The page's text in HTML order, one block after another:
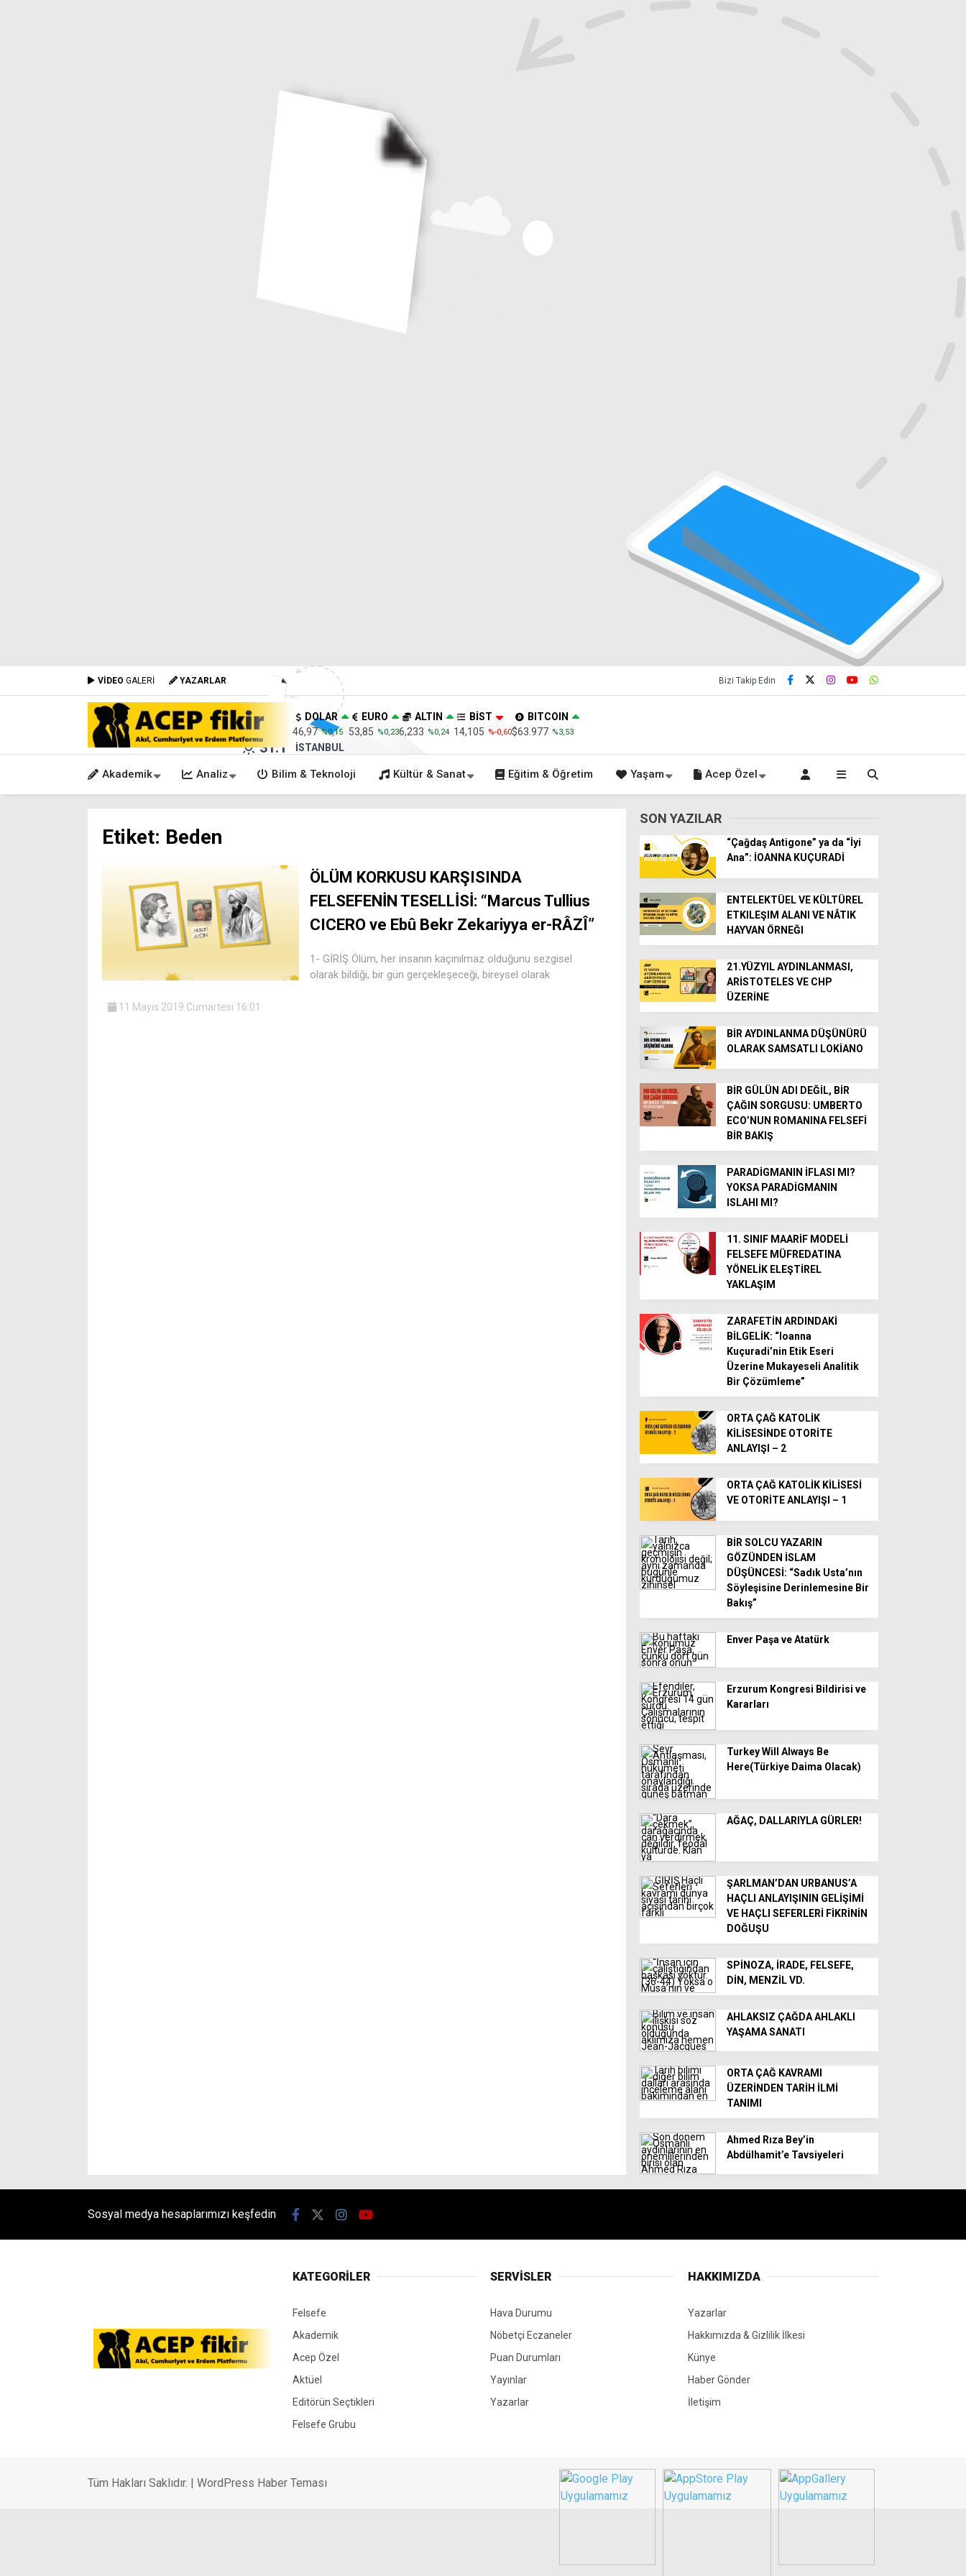
VİDEO GALERİ YAZARLAR
31.1° İSTANBUL
Bizi Takip Edin
DOLAR
46,97 %0,15
EURO
53,85 %0,23
ALTIN
6,233 %0,24
BİST
14,105 %-0,60
BITCOIN
$63.977 %3,53
Akademik Analiz Bilim & Teknoloji Kültür & Sanat Eğitim & Öğretim Yaşam Acep Özel
Etiket: Beden
ÖLÜM KORKUSU KARŞISINDA
FELSEFENİN TESELLİSİ: “Marcus Tullius
CICERO ve Ebû Bekr Zekariyya er-RÂZÎ”
1- GİRİŞ Ölüm, her insanın kaçınılmaz olduğunu sezgisel
olarak bildiği, bir gün gerçekleşeceği, bireysel olarak
11 Mayıs 2019 Cumartesi 16:01
SON YAZILAR
“Çağdaş Antigone” ya da “İyi
Ana”: İOANNA KUÇURADİ
ENTELEKTÜEL VE KÜLTÜREL
ETKILEŞIM ALANI VE NÂTIK
HAYVAN ÖRNEĞI
21.YÜZYIL AYDINLANMASI,
ARİSTOTELES VE CHP
ÜZERİNE
BİR AYDINLANMA DÜŞÜNÜRÜ
OLARAK SAMSATLI LOKİANO
BİR GÜLÜN ADI DEĞİL, BİR
ÇAĞIN SORGUSU: UMBERTO
ECO’NUN ROMANINA FELSEFİ
BİR BAKIŞ
PARADİGMANIN İFLASI MI?
YOKSA PARADİGMANIN
ISLAHI MI?
11. SINIF MAARİF MODELİ
FELSEFE MÜFREDATINA
YÖNELİK ELEŞTİREL
YAKLAŞIM
ZARAFETİN ARDINDAKİ
BİLGELİK: “Ioanna
Kuçuradi’nin Etik Eseri
Üzerine Mukayeseli Analitik
Bir Çözümleme”
ORTA ÇAĞ KATOLİK
KİLİSESİNDE OTORİTE
ANLAYIŞI – 2
ORTA ÇAĞ KATOLİK KİLİSESİ
VE OTORİTE ANLAYIŞI – 1
BİR SOLCU YAZARIN
GÖZÜNDEN İSLAM
DÜŞÜNCESİ: “Sadık Usta’nın
Söyleşisine Derinlemesine Bir
Bakış”
Enver Paşa ve Atatürk
Erzurum Kongresi Bildirisi ve
Kararları
Turkey Will Always Be
Here(Türkiye Daima Olacak)
AĞAÇ, DALLARIYLA GÜRLER!
ŞARLMAN’DAN URBANUS’A
HAÇLI ANLAYIŞININ GELİŞİMİ
VE HAÇLI SEFERLERİ FİKRİNİN
DOĞUŞU
SPİNOZA, İRADE, FELSEFE,
DİN, MENZİL VD.
AHLAKSIZ ÇAĞDA AHLAKLI
YAŞAMA SANATI
ORTA ÇAĞ KAVRAMI
ÜZERİNDEN TARİH İLMİ
TANIMI
Ahmed Rıza Bey’in
Abdülhamit’e Tavsiyeleri
Sosyal medya hesaplarımızı keşfedin
KATEGORİLER
Felsefe
Akademik
Acep Özel
Aktüel
Editörün Seçtikleri
Felsefe Grubu
SERVİSLER
Hava Durumu
Nöbetçi Eczaneler
Puan Durumları
Yayınlar
Yazarlar
HAKKIMIZDA
Yazarlar
Hakkımızda & Gizlilik İlkesi
Künye
Haber Gönder
İletişim
Tüm Hakları Saklıdır. | WordPress Haber Teması